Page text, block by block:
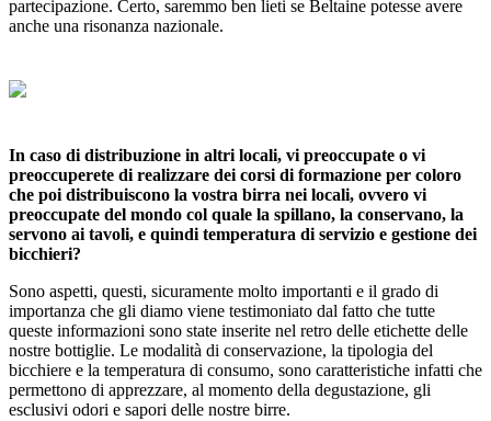
partecipazione. Certo, saremmo ben lieti se Beltaine potesse avere
anche una risonanza nazionale.
In caso di distribuzione in altri locali, vi preoccupate o vi
preoccuperete di realizzare dei corsi di formazione per coloro
che poi distribuiscono la vostra birra nei locali, ovvero vi
preoccupate del mondo col quale la spillano, la conservano, la
servono ai tavoli, e quindi temperatura di servizio e gestione dei
bicchieri?
Sono aspetti, questi, sicuramente molto importanti e il grado di
importanza che gli diamo viene testimoniato dal fatto che tutte
queste informazioni sono state inserite nel retro delle etichette delle
nostre bottiglie. Le modalità di conservazione, la tipologia del
bicchiere e la temperatura di consumo, sono caratteristiche infatti che
permettono di apprezzare, al momento della degustazione, gli
esclusivi odori e sapori delle nostre birre.